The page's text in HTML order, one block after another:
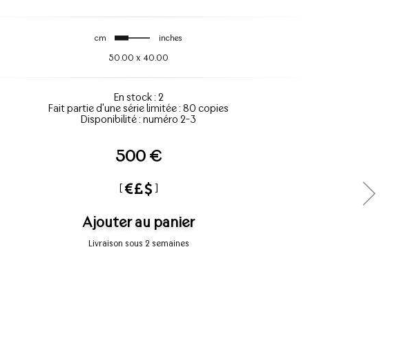
cm inches
50.00 x 40.00
En stock : 2
Fait partie d'une série limitée : 80 copies
Disponibilité : numéro 2-3
500 €
[ ]
Ajouter au panier
Livraison sous 2 semaines